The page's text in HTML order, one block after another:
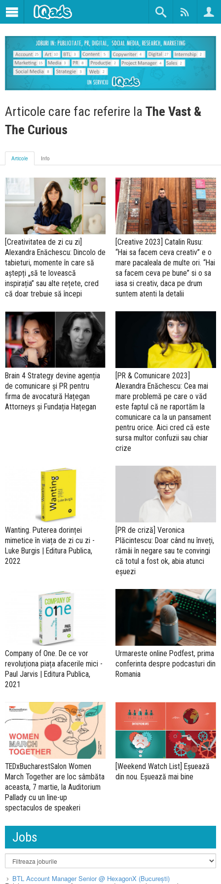
Articole care fac referire la The Vast &
The Curious
Articole Info
[Creativitatea de zi cu zi]
Alexandra Enăchescu: Dincolo de
tabieturi, momente în care să
aștepți „să te lovească
inspirația” sau alte rețete, cred
că doar trebuie să începi
[Creative 2023] Catalin Rusu:
“Hai sa facem ceva creativ” e o
mare pacaleala de multe ori. “Hai
sa facem ceva pe bune” si o sa
iasa si creativ, daca pe drum
suntem atenti la detalii
Brain 4 Strategy devine agenția
de comunicare și PR pentru
firma de avocatură Hațegan
Attorneys și Fundația Hațegan
[PR & Comunicare 2023]
Alexandra Enăchescu: Cea mai
mare problemă pe care o văd
este faptul că ne raportăm la
comunicare ca la un pansament
pentru orice. Aici cred că este
sursa multor confuzii sau chiar
crize
Wanting. Puterea dorinței
mimetice în viața de zi cu zi -
Luke Burgis | Editura Publica,
2022
[PR de criză] Veronica
Plăcintescu: Doar când nu înveți,
rămâi în negare sau te convingi
că totul a fost ok, abia atunci
eșuezi
Company of One. De ce vor
revoluționa piața afacerile mici -
Paul Jarvis | Editura Publica,
2021
Urmareste online Podfest, prima
conferinta despre podcasturi din
Romania
TEDxBucharestSalon Women
March Together are loc sâmbăta
aceasta, 7 martie, la Auditorium
Pallady cu un line-up
spectaculos de speakeri
[Weekend Watch List] Eșuează
din nou. Eșuează mai bine
Jobs
BTL Account Manager Senior @ HexagonX (București)